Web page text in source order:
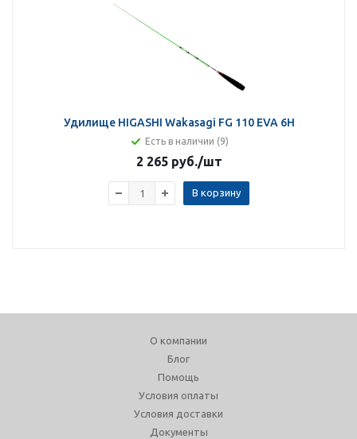
Удилище HIGASHI Wakasagi FG 110 EVA 6H
Есть в наличии (9)
2 265 руб./шт
В корзину
О компании
Блог
Помощь
Условия оплаты
Условия доставки
Документы